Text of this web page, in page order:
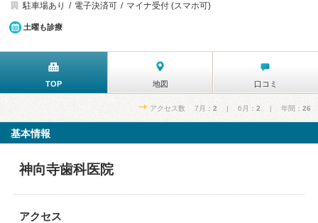
駐車場あり
電子決済可 マイナ受付 (スマホ可)
土曜も診療
TOP 地図 口コミ
アクセス数 7月： 2 | 6月： 2 | 年間： 26
基本情報
神向寺歯科医院
アクセス